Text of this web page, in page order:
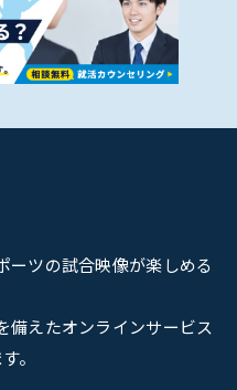
ーツの試合映像が楽しめる
備えたオンラインサービス
。